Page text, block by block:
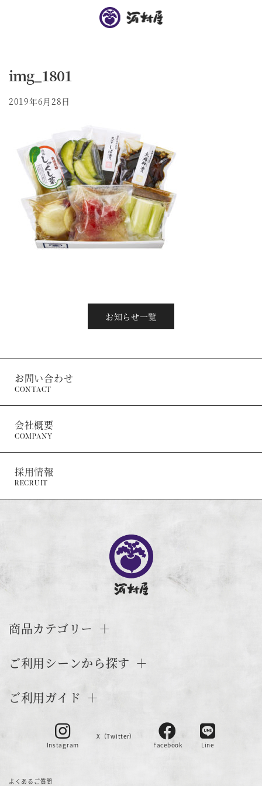
img_1801
2019年6月28日
お知らせ一覧
CONTACT
お問い合わせ
COMPANY
会社概要
RECRUIT
採用情報
商品カテゴリー
ご利用シーンから探す
ご利用ガイド
Instagram
X（Twitter）
Facebook
Line
よくあるご質問